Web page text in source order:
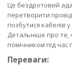
Це бездротовий
перетворити
позбутися кабелів
Детальніше про те,
помічником під час
Переваги: